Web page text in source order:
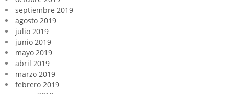
septiembre 2019
agosto 2019
julio 2019
junio 2019
mayo 2019
abril 2019
marzo 2019
febrero 2019